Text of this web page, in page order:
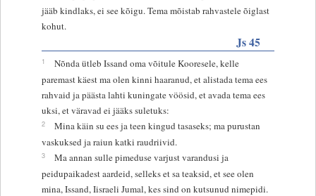
jääb kindlaks, ei see kõigu. Tema mõistab rahvastele õiglast
kohut.
Js 45
1
Nõnda ütleb Issand oma võitule Kooresele, kelle
paremast käest ma olen kinni haaranud, et alistada tema ees
rahvaid ja päästa lahti kuningate vöösid, et avada tema ees
uksi, et väravad ei jääks suletuks:
2
Mina käin su ees ja teen kingud tasaseks; ma purustan
vaskuksed ja raiun katki raudriivid.
3
Ma annan sulle pimeduse varjust varandusi ja
peidupaikadest aardeid, selleks et sa teaksid, et see olen
mina, Issand, Iisraeli Jumal, kes sind on kutsunud nimepidi.